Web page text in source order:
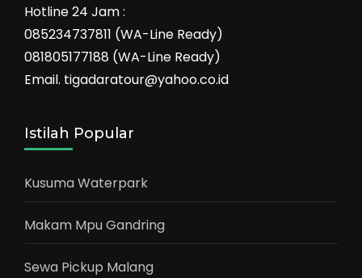
Hotline 24 Jam :
085234737811 (WA-Line Ready)
081805177188 (WA-Line Ready)
Email. tigadaratour@yahoo.co.id
Istilah Popular
Kusuma Waterpark
Makam Mpu Gandring
Sewa Pickup Malang